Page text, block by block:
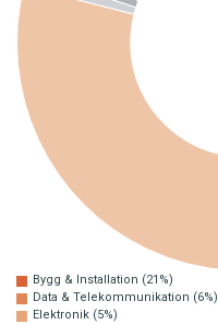
Bygg & Installation (21%)
Data & Telekommunikation (6%)
Elektronik (5%)